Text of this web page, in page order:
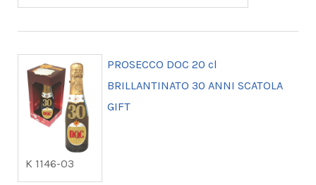
K 1146-03
PROSECCO DOC 20 cl
BRILLANTINATO 30 ANNI SCATOLA
GIFT